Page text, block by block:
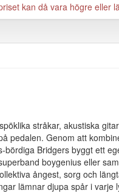
kan då vara högre eller
stråkar, akustiska
pedalen. Genom att
Bridgers byggt ett
boygenius eller
ångest, sorg och
lämnar djupa spår i varje